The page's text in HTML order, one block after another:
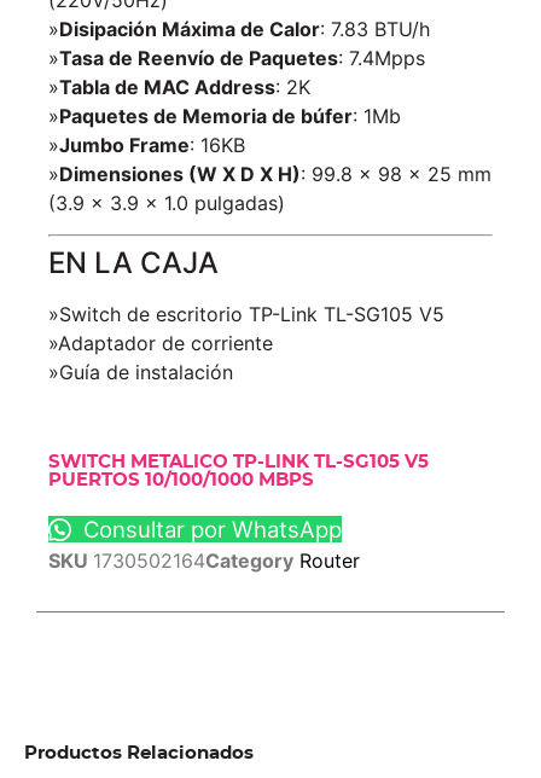
»Disipación Máxima de Calor: 7.83 BTU/h
»Tasa de Reenvío de Paquetes: 7.4Mpps
»Tabla de MAC Address: 2K
»Paquetes de Memoria de búfer: 1Mb
»Jumbo Frame: 16KB
»Dimensiones (W X D X H): 99.8 x 98 x 25 mm
(3.9 x 3.9 x 1.0 pulgadas)
EN LA CAJA
»Switch de escritorio TP-Link TL-SG105 V5
»Adaptador de corriente
»Guía de instalación
SWITCH METALICO TP-LINK TL-SG105 V5
PUERTOS 10/100/1000 MBPS
Consultar por WhatsApp
SKU 1730502164Category Router
Productos Relacionados